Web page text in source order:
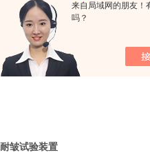
来自局域网的朋友！
吗？
式，宽度 600mm
调式，宽度 600mm
皱试验装置